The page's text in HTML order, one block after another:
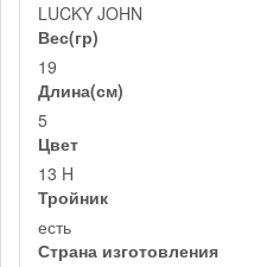
LUCKY JOHN
Вес(гр)
19
Длина(см)
5
Цвет
13 H
Тройник
есть
Страна изготовления